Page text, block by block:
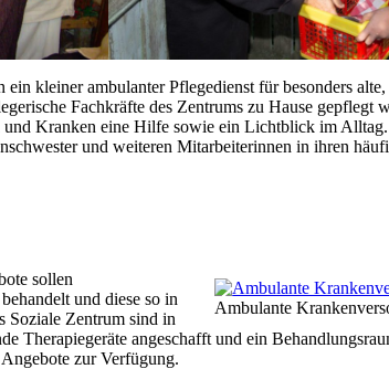
kleiner ambulanter Pflegedienst für besonders
Fachkräfte des Zentrums zu Hause gepflegt
und Kranken eine Hilfe sowie ein Lichtblick im
und weiteren Mitarbeiterinnen in ihren
Ambulante
sollen
und diese so in
Soziale Zentrum sind in
Therapiegeräte angeschafft und ein
zur Verfügung.